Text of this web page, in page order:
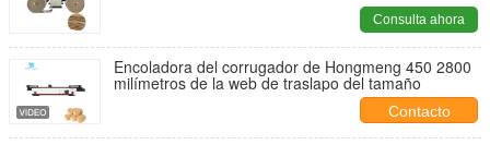
Consulta ahora
Encoladora del corrugador de Hongmeng 450 2800
milímetros de la web de traslapo del tamaño
Contacto